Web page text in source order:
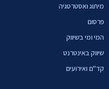
מיתוג ואסטרטגיה
פרסום
המי ומי בשיווק
שיווק באינטרנט
קד"ם ואירועים